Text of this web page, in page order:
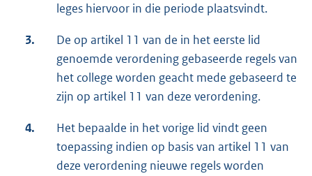
leges hiervoor in die periode plaatsvindt.
3.
De op artikel 11 van de in het eerste lid
genoemde verordening gebaseerde regels van
het college worden geacht mede gebaseerd te
zijn op artikel 11 van deze verordening.
4.
Het bepaalde in het vorige lid vindt geen
toepassing indien op basis van artikel 11 van
deze verordening nieuwe regels worden